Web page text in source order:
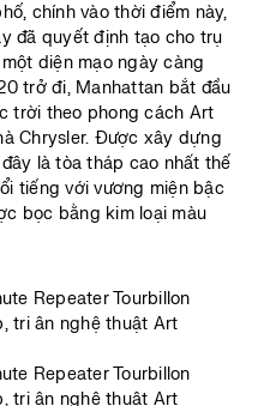
chính vào thời điểm này,
đã quyết định tạo cho trụ
diện mạo ngày càng
trở đi, Manhattan bắt đầu
trời theo phong cách Art
Chrysler. Được xây dựng
là tòa tháp cao nhất thế
tiếng với vương miện bậc
bọc bằng kim loại màu